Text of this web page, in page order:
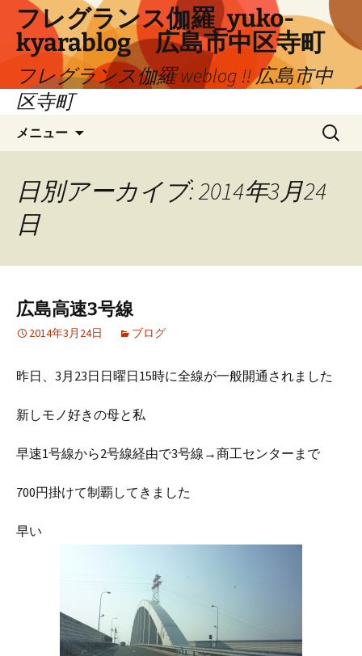
ツ
フレグランス伽羅_yuko-
kyarablog 広島市中区寺町
フレグランス伽羅 weblog !! 広島市中
区寺町
メニュー
検
索:
日別アーカイブ: 2014年3月24
日
広島高速3号線
2014年3月24日 ブログ
昨日、3月23日日曜日15時に全線が一般開通されました
新しモノ好きの母と私
早速1号線から2号線経由で3号線→商工センターまで
700円掛けて制覇してきました
早い